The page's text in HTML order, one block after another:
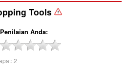
Tools
Penilaian Anda
2